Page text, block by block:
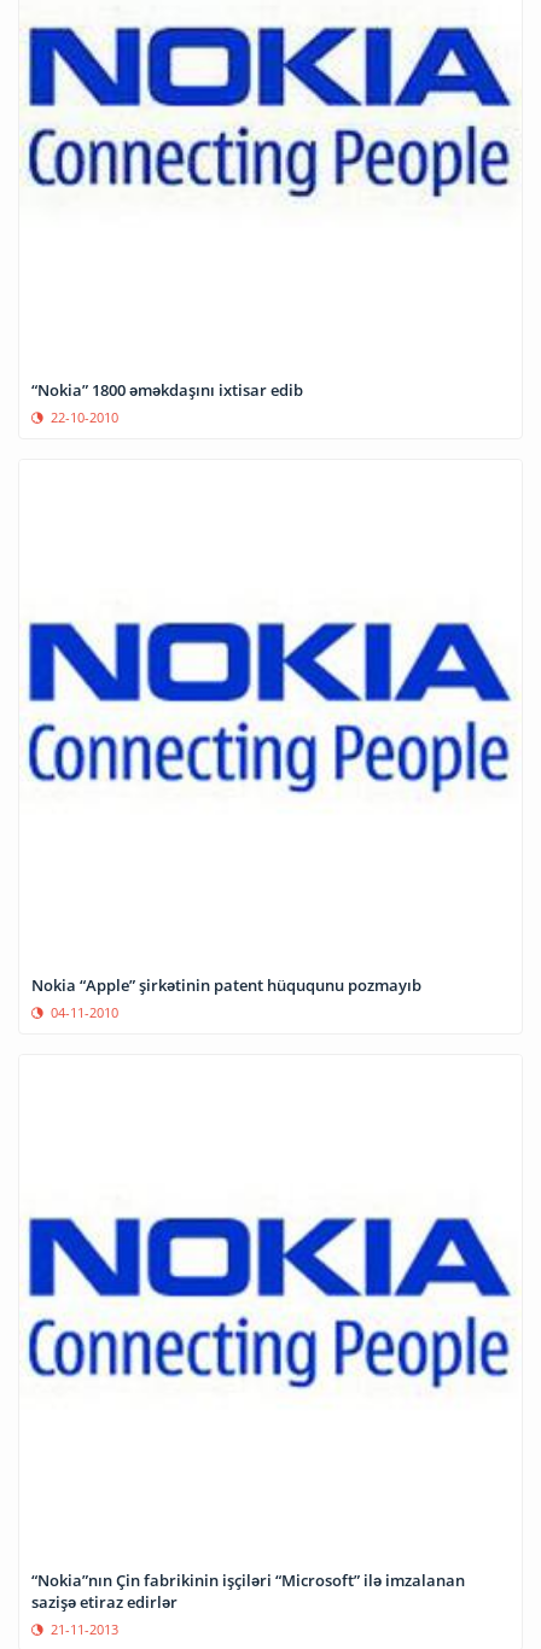
“Nokia” 1800 əməkdaşını ixtisar edib
22-10-2010
Nokia “Apple” şirkətinin patent hüququnu pozmayıb
04-11-2010
“Nokia”nın Çin fabrikinin işçiləri “Microsoft” ilə imzalanan
sazişə etiraz edirlər
21-11-2013